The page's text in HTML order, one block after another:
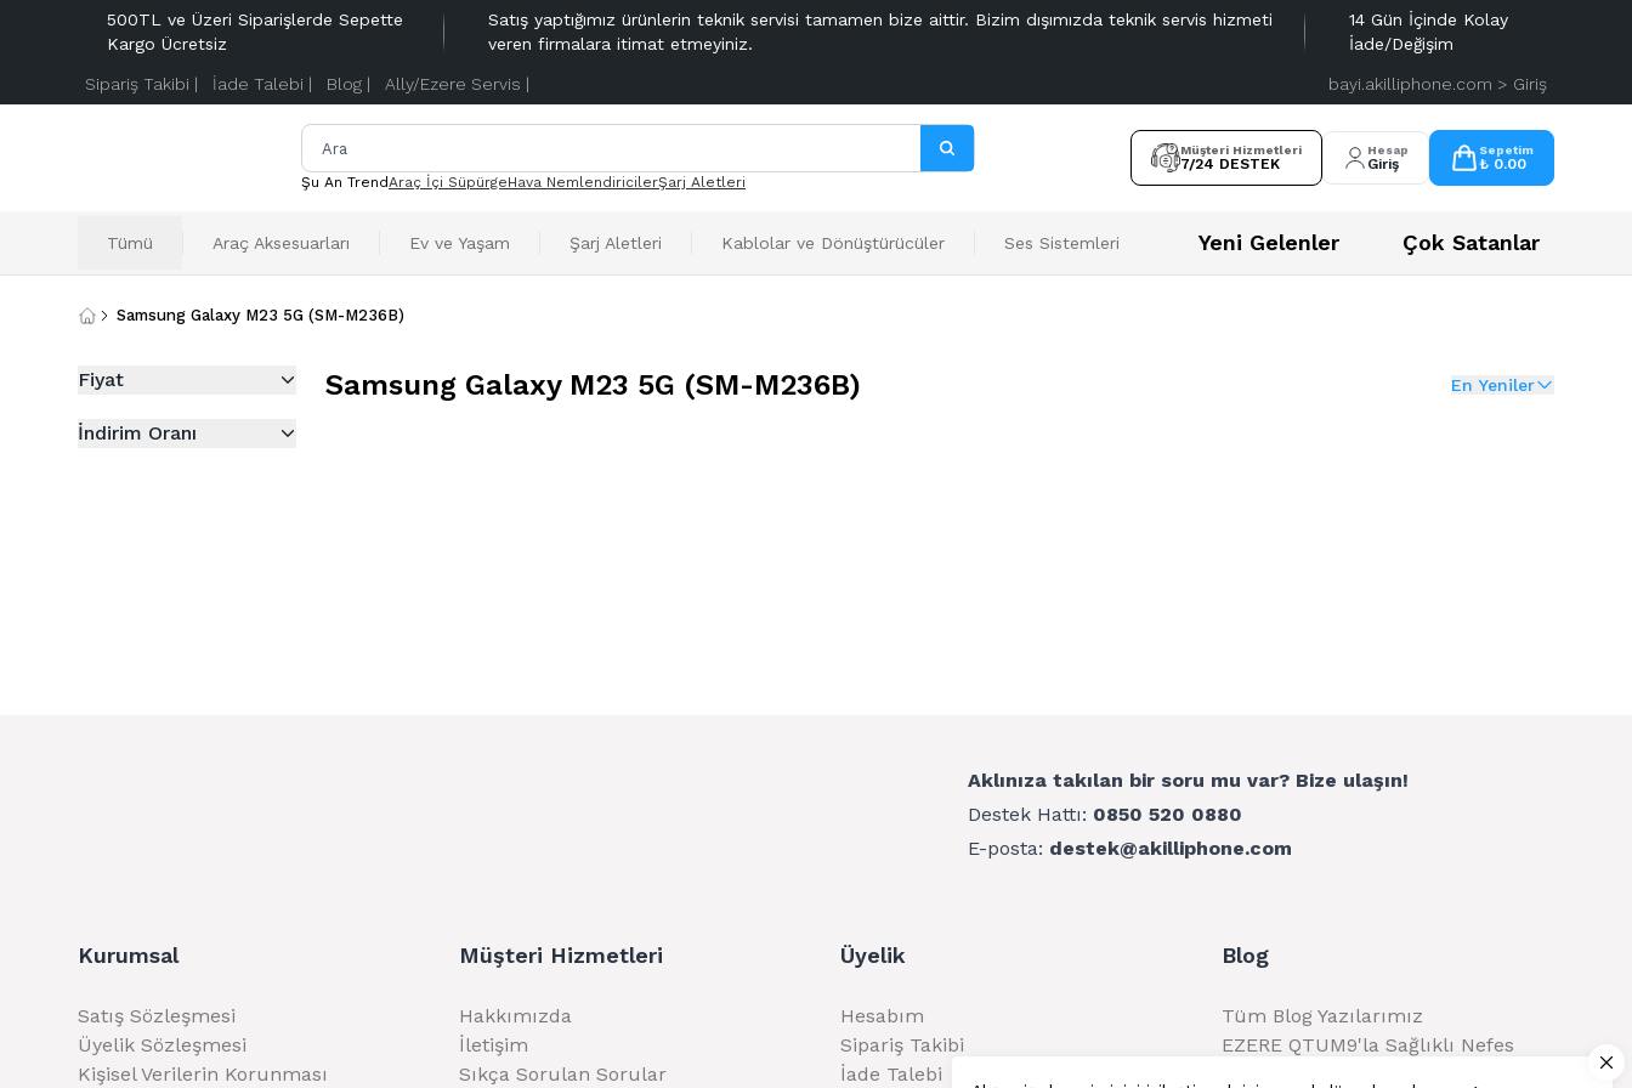
500TL ve Üzeri Siparişlerde Sepette
Kargo Ücretsiz
Satış yaptığımız ürünlerin teknik servisi tamamen bize aittir. Bizim dışımızda teknik servis hizmeti
veren firmalara itimat etmeyiniz.
14 Gün İçinde Kolay
İade/Değişim
Sipariş Takibi | İade Talebi | Blog | Ally/Ezere Servis | bayi.akilliphone.com > Giriş
Şu An TrendAraç İçi SüpürgeHava NemlendiricilerŞarj Aletleri
Müşteri Hizmetleri
7/24 DESTEK
Hesap
Giriş
Sepetim
₺ 0.00
Tümü Araç Aksesuarları Ev ve Yaşam Şarj Aletleri Kablolar ve Dönüştürücüler Ses Sistemleri Yeni Gelenler Çok Satanlar
Samsung Galaxy M23 5G (SM-M236B)
Fiyat
İndirim Oranı
Samsung Galaxy M23 5G (SM-M236B) En Yeniler
Aklınıza takılan bir soru mu var? Bize ulaşın!
Destek Hattı: 0850 520 0880
E-posta: destek@akilliphone.com
Kurumsal
Satış Sözleşmesi
Üyelik Sözleşmesi
Kişisel Verilerin Korunması
Müşteri Hizmetleri
Hakkımızda
İletişim
Sıkça Sorulan Sorular
Üyelik
Hesabım
Sipariş Takibi
İade Talebi
Blog
Tüm Blog Yazılarımız
EZERE QTUM9'la Sağlıklı Nefes